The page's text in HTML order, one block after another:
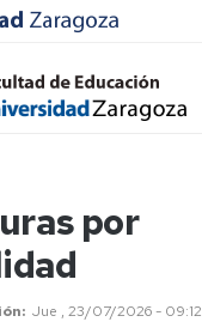
por
Jue , 23/07/2026 - 09:12